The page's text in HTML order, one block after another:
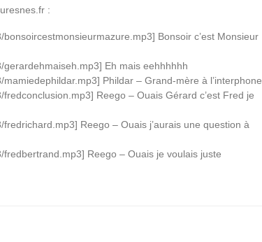
:
Bonsoir c’est Monsieur
Eh mais eehhhhhh
Phildar – Grand-mère à l’interphone
Reego – Ouais Gérard c’est Fred je
Reego – Ouais j’aurais une question à
Reego – Ouais je voulais juste